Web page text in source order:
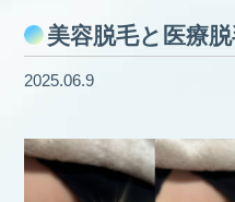
美容脱毛と医療
2025.06.9